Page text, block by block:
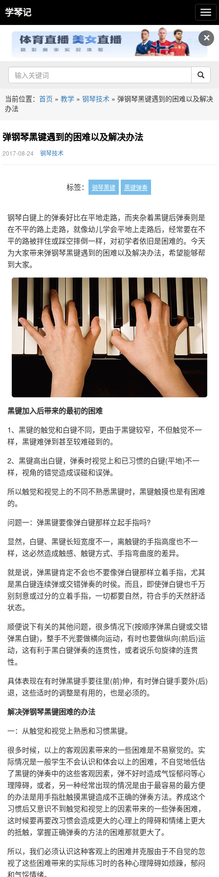
✕
学琴记
当前位置： 首页 » 教学 » 钢琴技术 » 弹钢琴黑键遇到的困难以及解决
办法
弹钢琴黑键遇到的困难以及解决办法
2017-08-24 钢琴技术
标签： 钢琴黑键 黑键弹奏
钢琴白键上的弹奏好比在平地走路，而夹杂着黑键后弹奏则是
在不平的路上走路，就像幼儿学会平地上走路后，经常要在不
平的路被拌住或踩空摔倒一样，对初学者依旧是困难的。今天
为大家带来弹钢琴黑键遇到的困难以及解决办法，希望能够帮
到大家。
黑键加入后带来的最初的困难
1、黑键的触觉和白键不同，更由于黑键较窄，不但触觉不一
样，黑键难弹到甚至较难碰到的。
2、黑键高出白键，弹奏时视觉上和已习惯的白键(平地)不一
样，视角的错觉造成误碰和误弹。
所以触觉和视觉上的不同不熟悉黑键时，黑键触摸也是有困难
的。
问题一：弹黑键要像弹白键那样立起手指吗?
显然，白键、黑键长短宽度不一，离触键的手指高度也不一
样，这必然造成触感、触键方式、手指弯曲度的差异。
就是说，弹黑键肯定不会也不要像弹白键那样立着手指，尤其
是黑白键连续弹或交错弹奏的时侯。而且，即使弹白键也千万
别刻意或过分的立着手指，一切都要自然，符合手的天然舒适
状态。
顺便说下有关的其他问题，很多情况下(按顺序弹黑白键或交错
弹黑白键)，整手不光要做横向运动，有时也要做纵向(前后)运
动，这有利于黑白键弹奏的连贯性，或者说乐句旋律的连贯
性。
具体表现在有时弹黑键手要往里(前)伸，有时弹白键手要外(后)
退，这些适时的调整是有用的，也是必须的。
解决弹钢琴黑键困难的办法
一：从触觉和视觉上熟悉和习惯黑键。
很多时候，以上的客观因素带来的一些困难是不易察觉的。实
际情况是一般学生不会认识和体会以上的困难，不自觉地低估
了黑键的弹奏中的这些客观因素，弹不好时造成气馁郁闷等心
理障碍，或者，另一种经常出现的情况是由于最容易的最方便
的办法是用手指肚触摸黑键造成不正确的弹奏方法。养成这个
习惯后又意识不到触觉和视觉上的因素带来的一些弹奏困难，
这时候要再要改习惯会造成更大的心理上的障碍和情绪上更大
的抵触，掌握正确弹奏的方法的困难那就更大了。
所以，我们必须认识这种客观上的困难并克服由于不自觉的忽
视了这些困难带来的实际练习时的各种心理障碍如烦躁，郁闷
和气馁情绪。